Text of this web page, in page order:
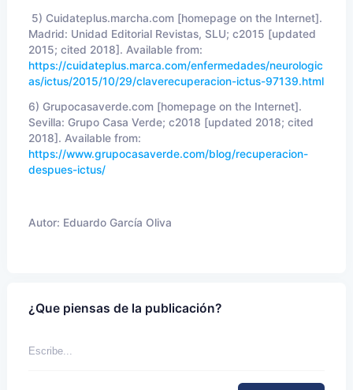
5) Cuidateplus.marcha.com [homepage on the Internet].
Madrid: Unidad Editorial Revistas, SLU; c2015 [updated
2015; cited 2018]. Available from:
https://cuidateplus.marca.com/enfermedades/neurologic
as/ictus/2015/10/29/claverecuperacion-ictus-97139.html
6) Grupocasaverde.com [homepage on the Internet].
Sevilla: Grupo Casa Verde; c2018 [updated 2018; cited
2018]. Available from:
https://www.grupocasaverde.com/blog/recuperacion-
despues-ictus/
Autor: Eduardo García Oliva
¿Que piensas de la publicación?